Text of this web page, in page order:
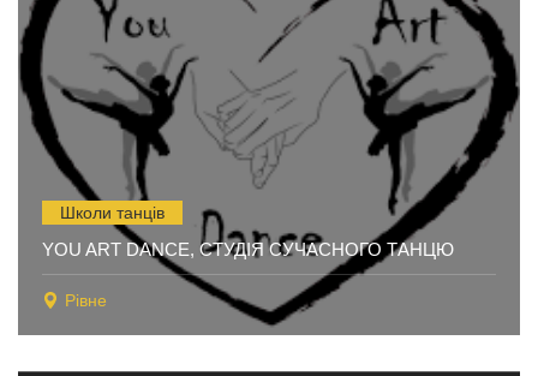
Школи танців
YOU ART DANCE, СТУДІЯ СУЧАСНОГО ТАНЦЮ
Рівне